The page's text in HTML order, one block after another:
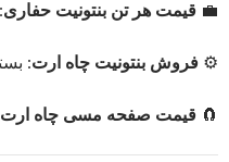
💼 قیمت هر تن بنتونیت حفاری
⚙️ فروش بنتونیت چاه ارت:
🧲 قیمت صفحه مسی چاه ارت